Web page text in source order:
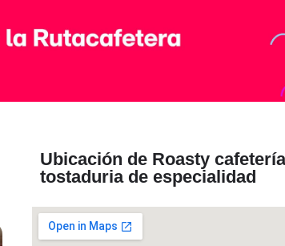
Ubicación de Roasty
tostaduria de especialidad